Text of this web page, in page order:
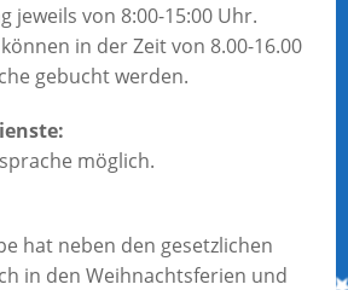
jeweils von 8:00-15:00 Uhr.
in der Zeit von 8.00-16.00
gebucht werden.
möglich.
hat neben den gesetzlichen
in den Weihnachtsferien und